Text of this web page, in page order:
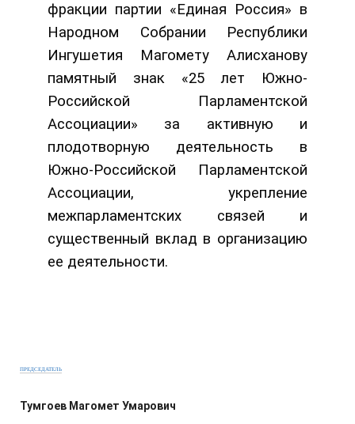
фракции партии «Единая Россия» в
Народном Собрании Республики
Ингушетия Магомету Алисханову
памятный знак «25 лет Южно-
Российской Парламентской
Ассоциации» за активную и
плодотворную деятельность в
Южно-Российской Парламентской
Ассоциации, укрепление
межпарламентских связей и
существенный вклад в организацию
ее деятельности.
ПРЕДСЕДАТЕЛЬ
Тумгоев Магомет Умарович